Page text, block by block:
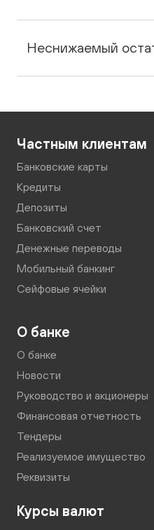
Неснижаемый
Частным клиентам
Банковские карты
Кредиты
Депозиты
Банковский счет
Денежные переводы
Мобильный банкинг
Сейфовые ячейки
О банке
О банке
Новости
Руководство и акционеры
Финансовая отчетность
Тендеры
Реализуемое имущество
Реквизиты
Курсы валют